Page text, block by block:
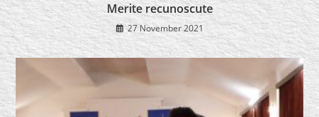
Merite recunoscute
27 November 2021